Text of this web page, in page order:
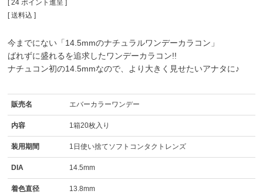
[ 24 ポイント進呈 ]
送料込
今までにない「14.5mmのナチュラルワンデーカラコン」
ばれずに盛れるを追求したワンデーカラコン!!
ナチュコン初の14.5mmなので、より大きく見せたいアナタに♪
販売名 エバーカラーワンデー
内容 1箱20枚入り
装用期間 1日使い捨てソフトコンタクトレンズ
DIA 14.5mm
着色直径 13.8mm